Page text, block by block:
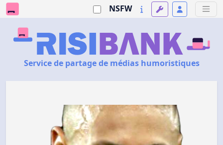
NSFW
Service de partage de médias humoristiques